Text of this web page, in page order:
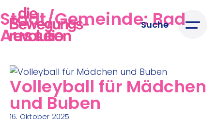
Suche
Stadt/Gemeinde:Bad
Aussee
Volleyball für Mädchen
und Buben
16. Oktober 2025